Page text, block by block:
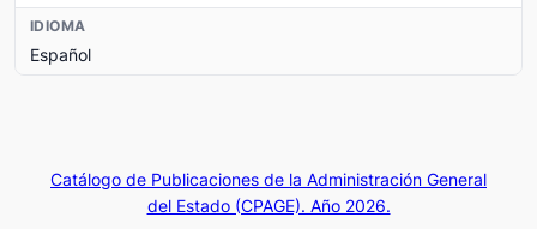
IDIOMA
Español
Catálogo de Publicaciones de la Administración General
del Estado (CPAGE). Año 2026.